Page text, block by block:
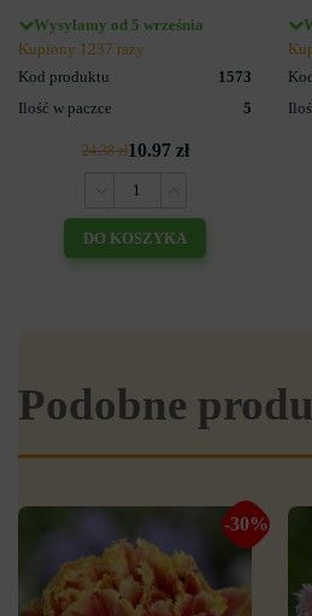
Wysyłamy od 5 września
Kupiony 1237 razy
Kod produktu
1573
Ilość w paczce
5
24.38 zł10.97 zł
DO KOSZYKA
Podobne
-30%